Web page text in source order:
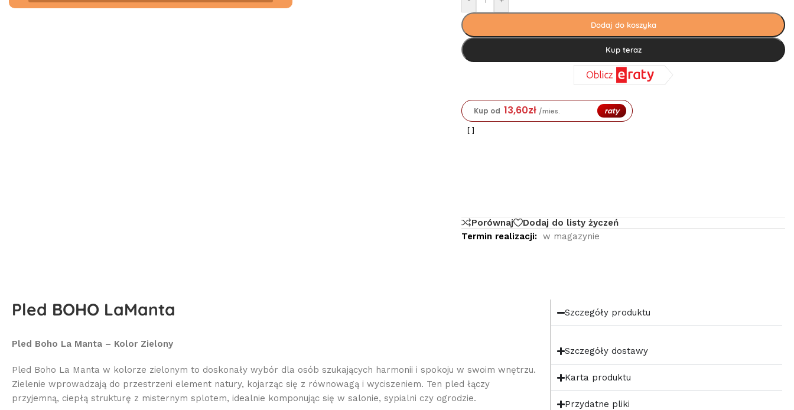
Dodaj do koszyka
Kup teraz
Kup od 13,60zł /mies. raty
Porównaj
Dodaj do listy życzeń
Termin realizacji:
w magazynie
Pled BOHO LaManta
Pled Boho La Manta – Kolor Zielony
Pled Boho La Manta w kolorze zielonym to doskonały wybór dla osób szukających harmonii i spokoju w swoim wnętrzu.
Zielenie wprowadzają do przestrzeni element natury, kojarząc się z równowagą i wyciszeniem. Ten pled łączy
przyjemną, ciepłą strukturę z misternym splotem, idealnie komponując się w salonie, sypialni czy ogrodzie.
Szczegóły produktu
Szczegóły dostawy
Karta produktu
Przydatne pliki